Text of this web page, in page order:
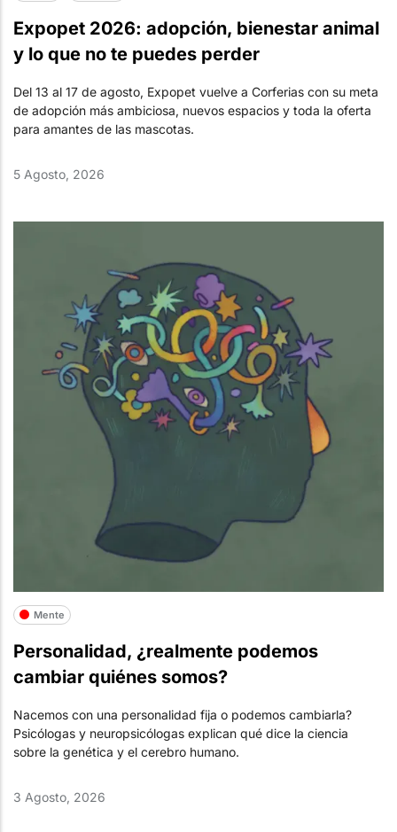
Expopet 2026: adopción, bienestar animal
y lo que no te puedes perder
Del 13 al 17 de agosto, Expopet vuelve a Corferias con su meta
de adopción más ambiciosa, nuevos espacios y toda la oferta
para amantes de las mascotas.
5 Agosto, 2026
Mente
Personalidad, ¿realmente podemos
cambiar quiénes somos?
Nacemos con una personalidad fija o podemos cambiarla?
Psicólogas y neuropsicólogas explican qué dice la ciencia
sobre la genética y el cerebro humano.
3 Agosto, 2026